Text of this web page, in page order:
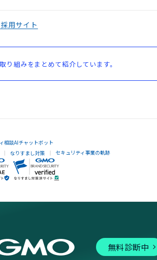
採用サイト
組みをまとめて紹介しています。
相談AIチャットボット
なりすまし対策 セキュリティ事業の軌跡
無料診断中